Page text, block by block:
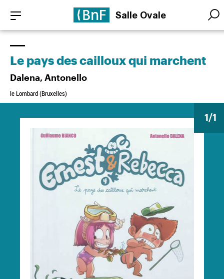
contenu
principal
Salle Ovale
1/1
Le pays des cailloux qui marchent
Dalena, Antonello
le Lombard (Bruxelles)
Panneau de gestion des cookies